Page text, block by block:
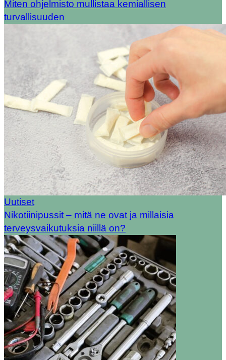
Miten ohjelmisto mullistaa kemiallisen
turvallisuuden
Uutiset
Nikotiinipussit – mitä ne ovat ja millaisia
terveysvaikutuksia niillä on?